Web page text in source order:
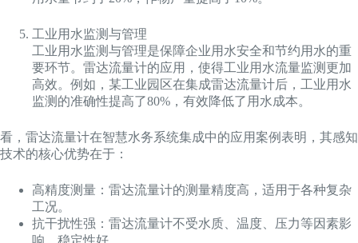
工业用水监测与管理
工业用水监测与管理是保障企业用水安全和节约用水的重
要环节。雷达流量计的应用，使得工业用水流量监测更加
高效。例如，某工业园区在集成雷达流量计后，工业用水
监测的准确性提高了80%，有效降低了用水成本。
看，雷达流量计在智慧水务系统集成中的应用案例表明，其感知
技术的核心优势在于：
高精度测量：雷达流量计的测量精度高，适用于各种复杂
工况。
抗干扰性强：雷达流量计不受水质、温度、压力等因素影